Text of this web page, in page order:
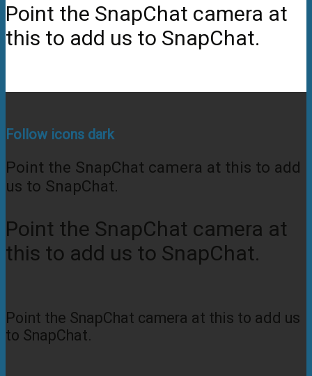
Point the SnapChat camera at
this to add us to SnapChat.
Follow icons dark
Point the SnapChat camera at this to add
us to SnapChat.
Point the SnapChat camera at
this to add us to SnapChat.
Point the SnapChat camera at this to add us
to SnapChat.